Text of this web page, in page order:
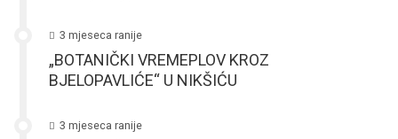
3 mjeseca ranije
„BOTANIČKI VREMEPLOV KROZ
BJELOPAVLIĆE“ U NIKŠIĆU
3 mjeseca ranije